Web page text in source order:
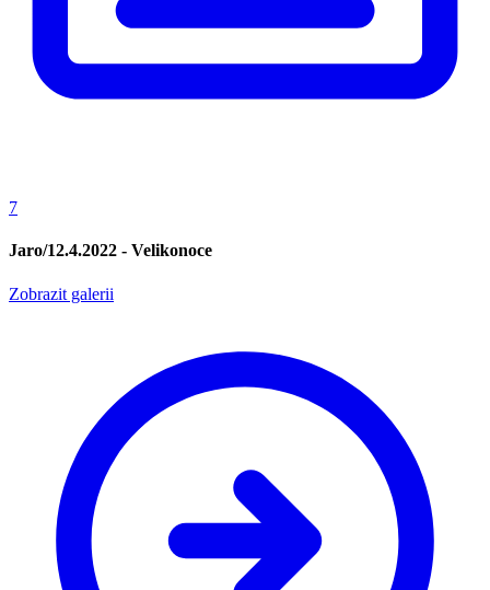
7
Jaro/12.4.2022 - Velikonoce
Zobrazit galerii